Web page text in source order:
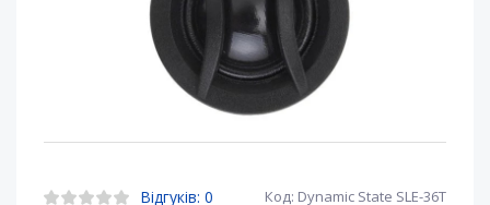
Відгуків: 0 Код: Dynamic State SLE-36T